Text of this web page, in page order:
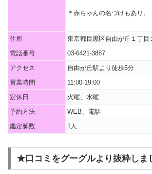
＊赤ちゃんの名づけもあり。
住所
東京都目黒区自由が丘１丁
電話番号
03-6421-3887
アクセス
自由が丘駅より徒歩5分
営業時間
11:00-19:00
定休日
火曜、水曜
予約方法
WEB、電話
鑑定師数
1人
★口コミをグーグルより抜粋しま